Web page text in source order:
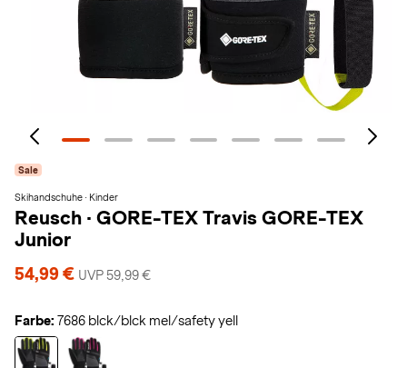
Sale
Skihandschuhe · Kinder
Reusch · GORE-TEX Travis GORE-TEX
Junior
54,99 € UVP 59,99 €
Farbe: 7686 blck/blck mel/safety yell